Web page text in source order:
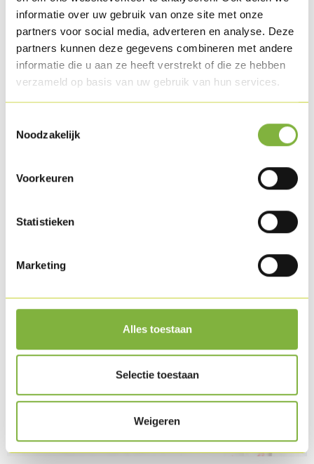
informatie over uw gebruik van onze site met onze
partners voor social media, adverteren en analyse. Deze
partners kunnen deze gegevens combineren met andere
informatie die u aan ze heeft verstrekt of die ze hebben
verzameld op basis van uw gebruik van hun services.
Noodzakelijk
Voorkeuren
Statistieken
Marketing
Alles toestaan
Selectie toestaan
Weigeren
wood. With crispy and crunchy crumb coating.
Packaging
Obtainable in large packaging (bulk).
Shelf life
Turkey Bacon with quinoa salad